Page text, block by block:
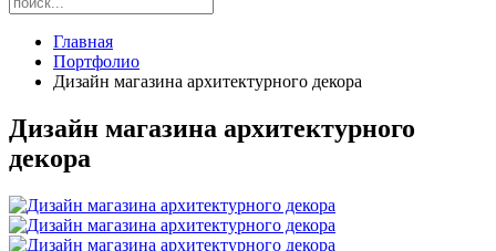
Главная
Портфолио
Дизайн магазина архитектурного декора
Дизайн магазина архитектурного
декора